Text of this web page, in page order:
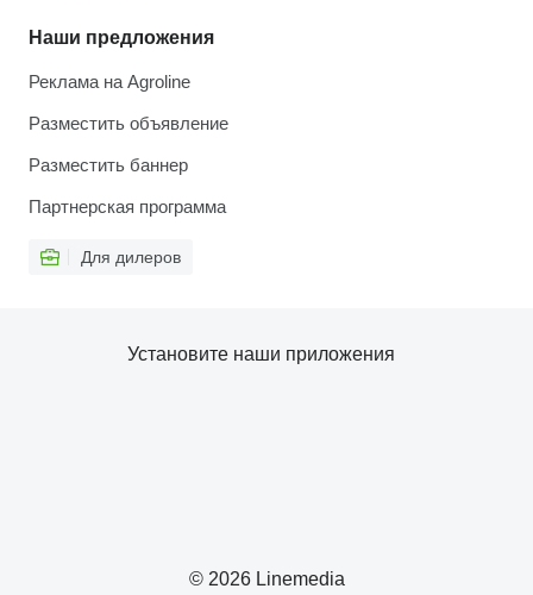
Наши предложения
Реклама на Agroline
Разместить объявление
Разместить баннер
Партнерская программа
Для дилеров
© 2026 Linemedia
Установите наши приложения